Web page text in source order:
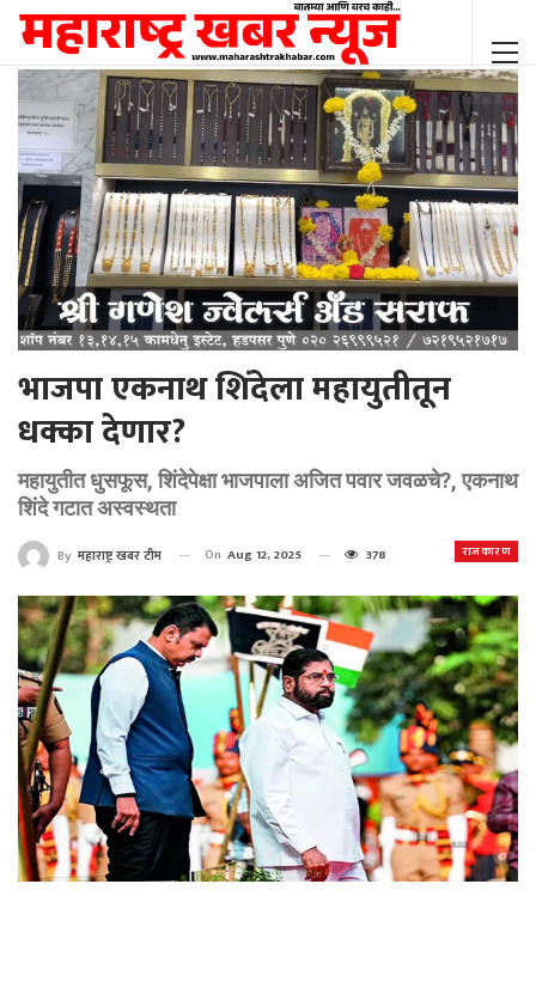
भाजपा एकनाथ शिंदेला महायुतीतून
धक्का देणार?
महायुतीत धुसफूस, शिंदेपेक्षा भाजपाला अजित पवार जवळचे?, एकनाथ
शिंदे गटात अस्वस्थता
राजकारण
By महाराष्ट्र खबर टीम On Aug 12, 2025 378